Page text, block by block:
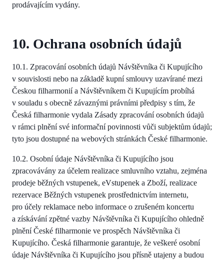
prodávajícím vydány.
10. Ochrana osobních údajů
10.1. Zpracování osobních údajů Návštěvníka či Kupujícího
v souvislosti nebo na základě kupní smlouvy uzavírané mezi
Českou filharmonií a Návštěvníkem či Kupujícím probíhá
v souladu s obecně závaznými právními předpisy s tím, že
Česká filharmonie vydala Zásady zpracování osobních údajů
v rámci plnění své informační povinnosti vůči subjektům údajů;
tyto jsou dostupné na webových stránkách České filharmonie.
10.2. Osobní údaje Návštěvníka či Kupujícího jsou
zpracovávány za účelem realizace smluvního vztahu, zejména
prodeje běžných vstupenek, eVstupenek a Zboží, realizace
rezervace Běžných vstupenek prostřednictvím internetu,
pro účely reklamace nebo informace o zrušeném koncertu
a získávání zpětné vazby Návštěvníka či Kupujícího ohledně
plnění České filharmonie ve prospěch Návštěvníka či
Kupujícího. Česká filharmonie garantuje, že veškeré osobní
údaje Návštěvníka či Kupujícího jsou přísně utajeny a budou